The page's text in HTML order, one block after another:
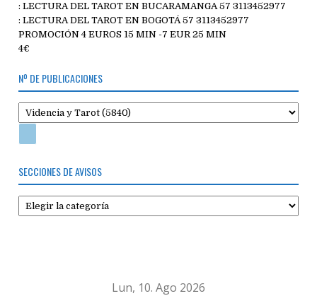
: LECTURA DEL TAROT EN BUCARAMANGA 57 3113452977
: LECTURA DEL TAROT EN BOGOTÁ 57 3113452977
PROMOCIÓN 4 EUROS 15 MIN -7 EUR 25 MIN
4€
Nº DE PUBLICACIONES
SECCIONES DE AVISOS
Secciones
de